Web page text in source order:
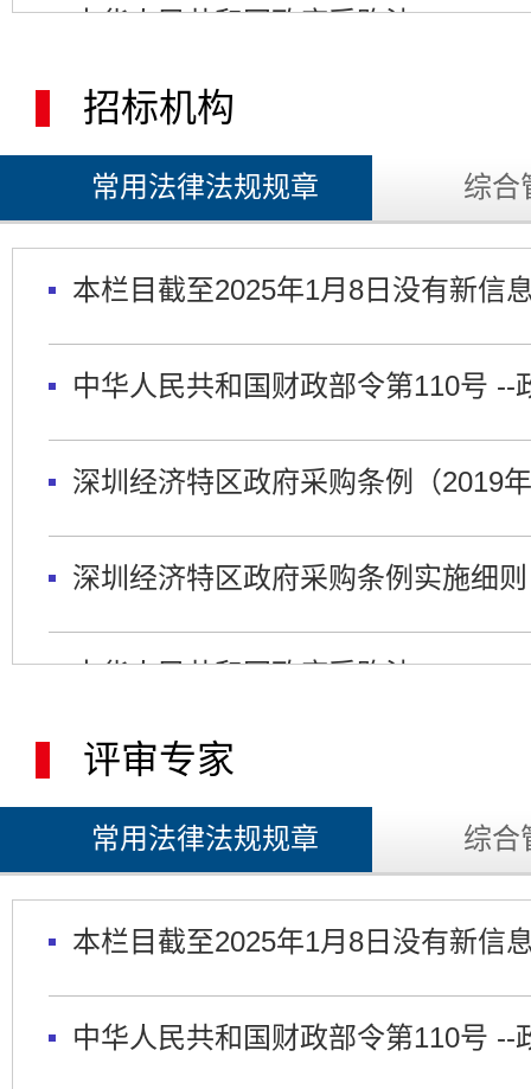
中华人民共和国政府采购法
中华人民共和国政府采购法实施条例
政府采购货物和服务招标投标管理
政府采购质疑和投诉办法
政府采购信息发布管理办法
政府购买服务管理办法
招标机构
常用法律法规规章 综合
本栏目截至2025年1月8日没有新信
中华人民共和国财政部令第110号
深圳经济特区政府采购条例（2019
深圳经济特区政府采购条例实施细则
中华人民共和国政府采购法
中华人民共和国政府采购法实施条例
政府采购货物和服务招标投标管理
政府采购质疑和投诉办法
政府采购信息发布管理办法
评审专家
常用法律法规规章 综合
本栏目截至2025年1月8日没有新信
中华人民共和国财政部令第110号